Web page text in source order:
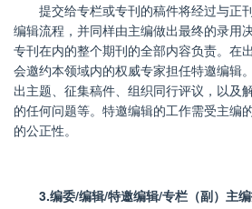
提交给专栏或专刊的稿件将经过与正
编辑流程，并同样由主编做出最终的录用
专刊在内的整个期刊的全部内容负责。在
会邀约本领域内的权威专家担任特邀编辑
出主题、征集稿件、组织同行评议，以及
的任何问题等。特邀编辑的工作需受主编
的公正性。
3.编委/编辑/特邀编辑/专栏（副）主